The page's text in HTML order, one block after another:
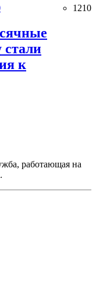
1210
стали
к
работающая на